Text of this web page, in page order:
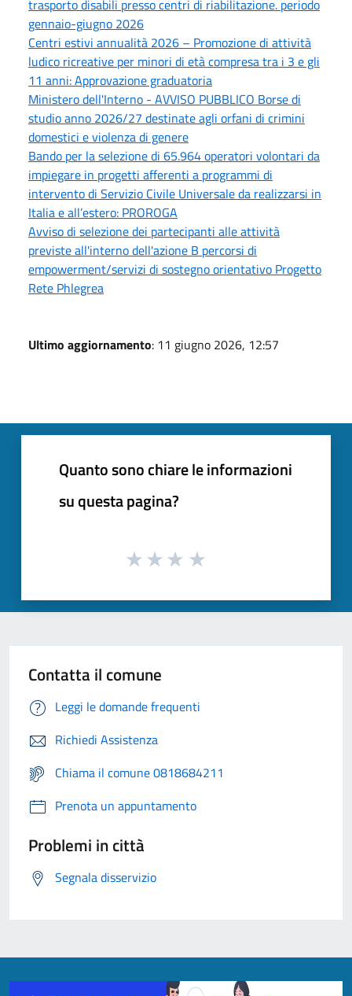
trasporto disabili presso centri di riabilitazione. periodo
gennaio-giugno 2026
Centri estivi annualità 2026 – Promozione di attività
ludico ricreative per minori di età compresa tra i 3 e gli
11 anni: Approvazione graduatoria
Ministero dell'Interno - AVVISO PUBBLICO Borse di
studio anno 2026/27 destinate agli orfani di crimini
domestici e violenza di genere
Bando per la selezione di 65.964 operatori volontari da
impiegare in progetti afferenti a programmi di
intervento di Servizio Civile Universale da realizzarsi in
Italia e all’estero: PROROGA
Avviso di selezione dei partecipanti alle attività
previste all'interno dell'azione B percorsi di
empowerment/servizi di sostegno orientativo Progetto
Rete Phlegrea
Ultimo aggiornamento: 11 giugno 2026, 12:57
Quanto sono chiare le informazioni
su questa pagina?
Contatta il comune
Leggi le domande frequenti
Richiedi Assistenza
Chiama il comune 0818684211
Prenota un appuntamento
Problemi in città
Segnala disservizio